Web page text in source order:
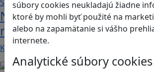
súbory cookies neukladajú žiadne
ktoré by mohli byť použité na
alebo na zapamätanie si vášho
internete.
Analytické súbory cookies
Návod pre rodičov: Ako
rodičovského zámku?
Kvalitné aplikácie, ktoré ponúkajú